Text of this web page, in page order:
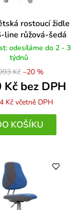
rostoucí židle
line růžová-šedá
hodnocení
produktu
je
5,0
z
5
odesíláme do 2 - 3
týdnů
Kč
Kč bez DPH
Kč včetně DPH
–20 %
KOŠÍKU